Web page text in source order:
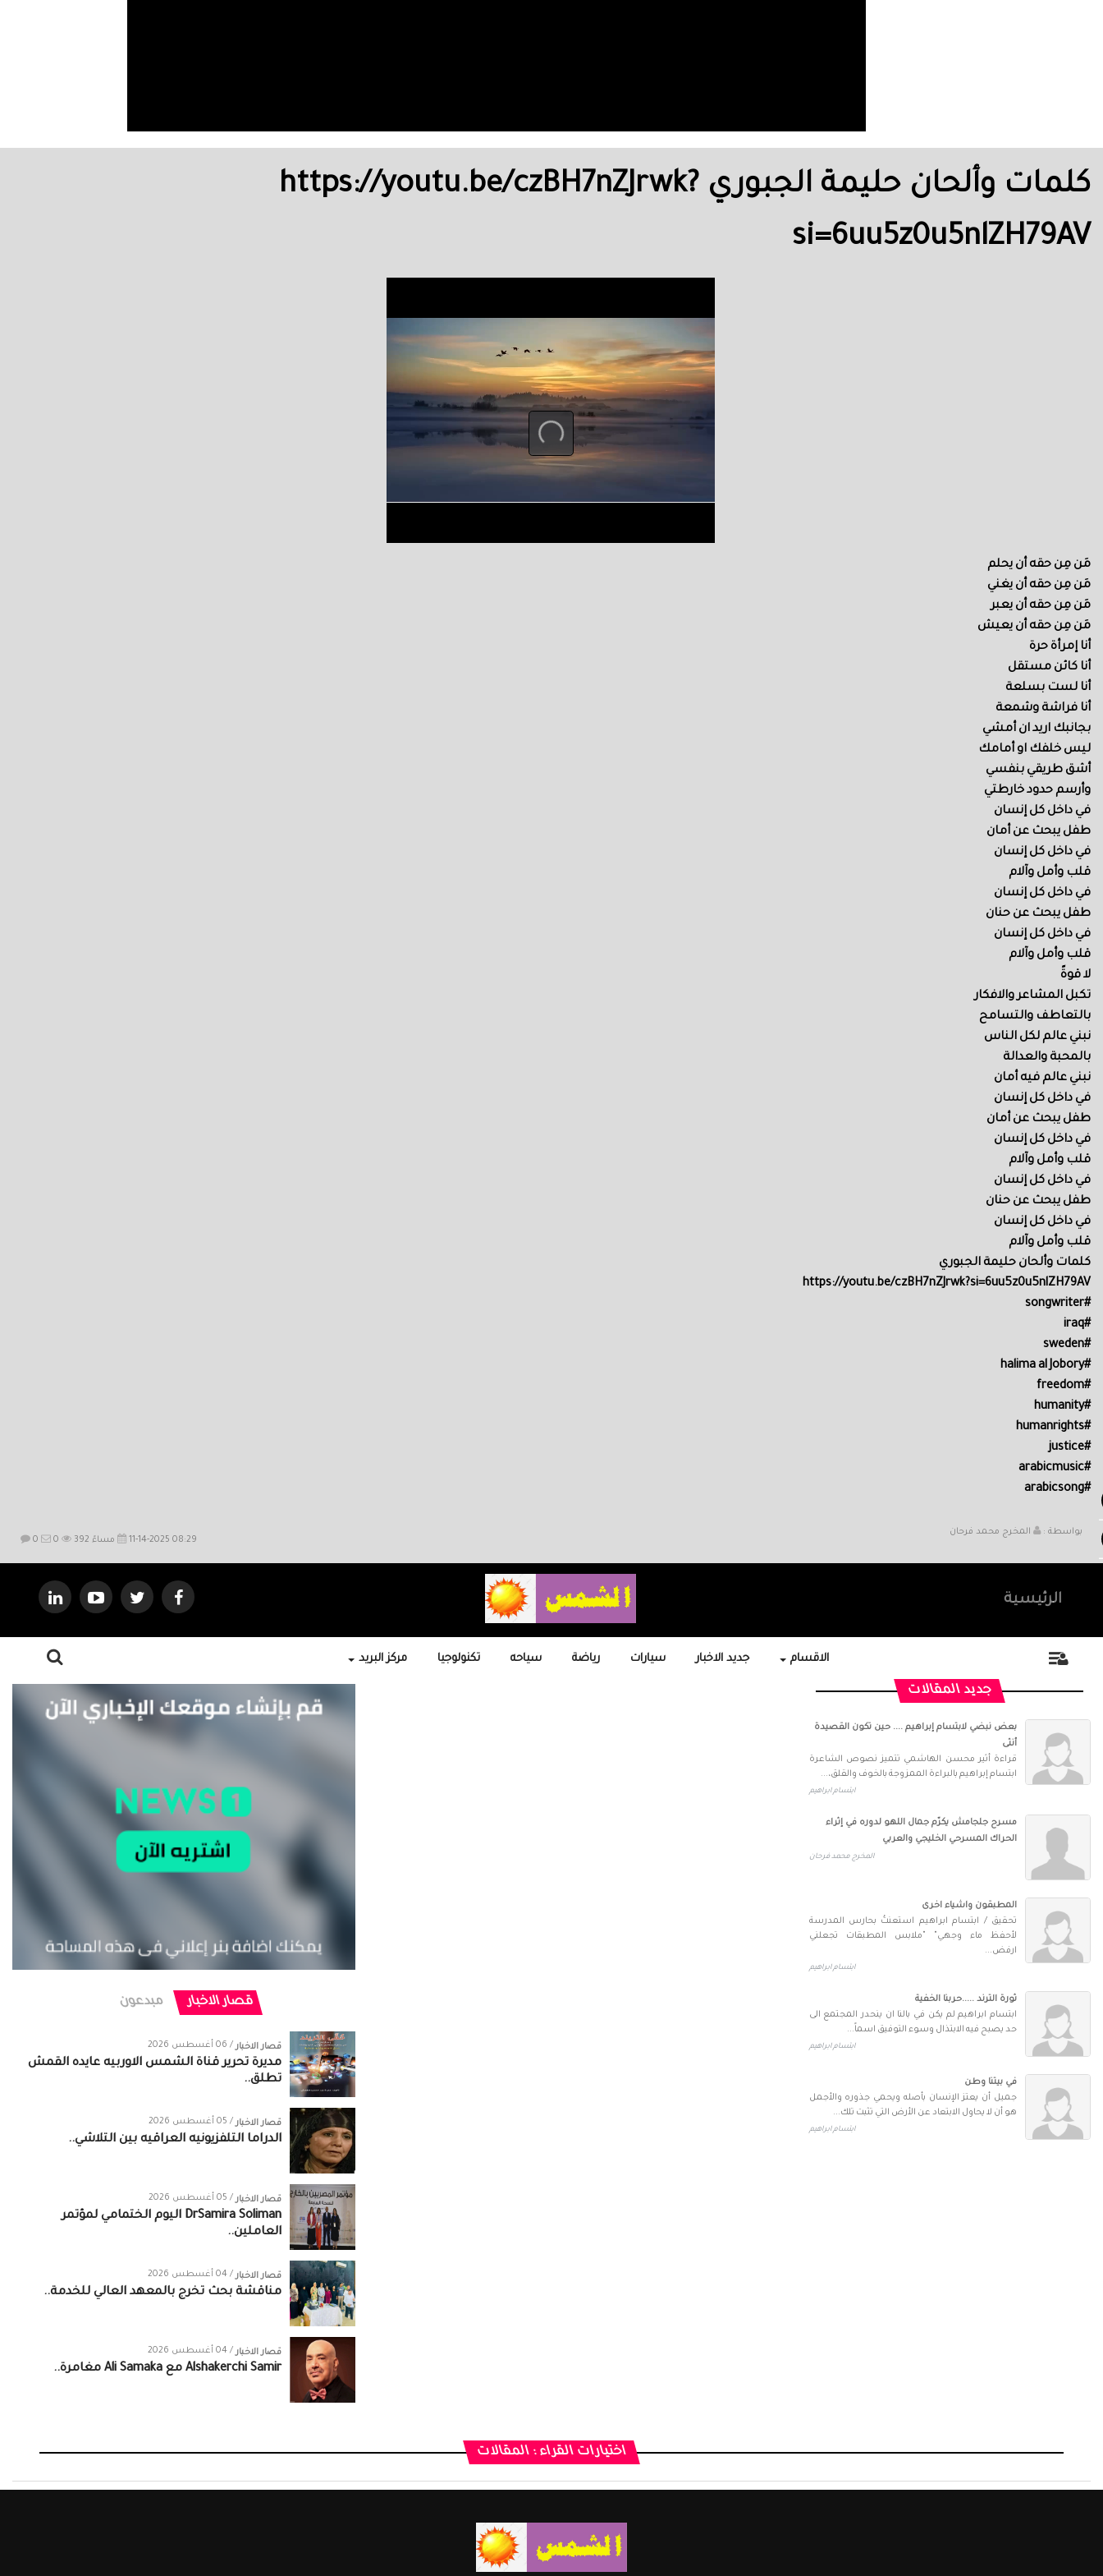
كلمات وألحان حليمة الجبوري https://youtu.be/czBH7nZJrwk?
si=6uu5z0u5nlZH79AV
مَن مِن حقه أن يحلم
مَن مِن حقه أن يغني
مَن مِن حقه أن يعبر
مَن مِن حقه أن يعيش
أنا إمرأة حرة
أنا كائن مستقل
أنا لست بسلعة
أنا فراشة وشمعة
بجانبك اريد ان أمشي
ليس خلفك او أمامك
أشق طريقي بنفسي
وأرسم حدود خارطتي
في داخل كل إنسان
طفل يبحث عن أمان
في داخل كل إنسان
قلب وأمل وآلام
في داخل كل إنسان
طفل يبحث عن حنان
في داخل كل إنسان
قلب وأمل وآلام
لا قوةً
تكبل المشاعر والافكار
بالتعاطف والتسامح
نبني عالم لكل الناس
بالمحبة والعدالة
نبني عالم فيه أمان
في داخل كل إنسان
طفل يبحث عن أمان
في داخل كل إنسان
قلب وأمل وآلام
في داخل كل إنسان
طفل يبحث عن حنان
في داخل كل إنسان
قلب وأمل وآلام
كلمات وألحان حليمة الجبوري
https://youtu.be/czBH7nZJrwk?si=6uu5z0u5nlZH79AV
#songwriter
#iraq
#sweden
#halima al Jobory
#freedom
#humanity
#humanrights
#justice
#arabicmusic
#arabicsong
بواسطة :
المخرج محمد فرحان
11-14-2025 08:29 مساءً
0 0 392
الرئيسية
الاقسام جديد الاخبار سيارات رياضة سياحه تكنولوجيا مركز البريد
جديد المقالات
بعض نبضي لابتسام إبراهيم .... حين تكون القصيدة
أنثى
قراءة أثير محسن الهاشمي تتميز نصوص الشاعرة
ابتسام إبراهيم بالبراءة الممزوجة بالخوف والقلق،...
ابتسام ابراهيم
مسرح جلجامش يكرّم جمال اللهو لدوره في إثراء
الحراك المسرحي الخليجي والعربي
المخرج محمد فرحان
المطبقون واشياء اخرى
تحقيق / ابتسام ابراهيم استعنتُ بحارس المدرسة
لأحفظ ماء وجهي" "ملابس المطبقات تجعلني
ارفض...
ابتسام ابراهيم
ثورة الترند .....حربنا الخفية
ابتسام ابراهيم لم يكن في بالنا ان ينحدر المجتمع الى
حد يصبح فيه الابتذال وسوء التوفيق اسماً...
ابتسام ابراهيم
في بيتنا وطن
جميل أن يعتز الإنسان بأصله ويحمي جذوره والأجمل
هو أن لا يحاول الابتعاد عن الأرض التي تثبت تلك...
ابتسام ابراهيم
قصار الاخبار مبدعون
قصار الاخبار / 06 أغسطس 2026
مديرة تحرير قناة الشمس الاوربيه عايده القمش
تطلق..
قصار الاخبار / 05 أغسطس 2026
الدراما التلفزيونيه العراقيه بين التلاشي..
قصار الاخبار / 05 أغسطس 2026
DrSamira Soliman اليوم الختمامي لمؤتمر
العاملين..
قصار الاخبار / 04 أغسطس 2026
مناقشة بحث تخرج بالمعهد العالي للخدمة..
قصار الاخبار / 04 أغسطس 2026
اختيارات القراء : المقالات